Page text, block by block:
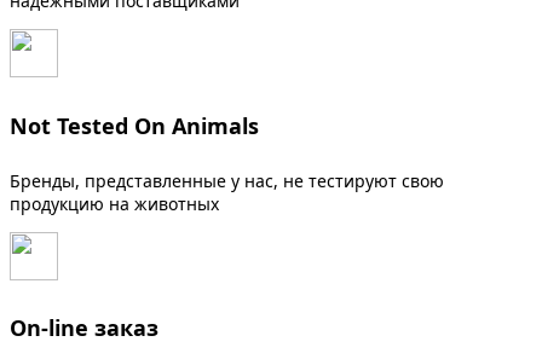
Not Tested On Animals
Бренды, представленные у нас, не тестируют свою
продукцию на животных
On-line заказ